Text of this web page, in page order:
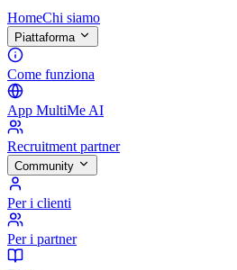
HomeChi siamo
Piattaforma
Come funziona
App MultiMe AI
Recruitment partner
Community
Per i clienti
Per i partner